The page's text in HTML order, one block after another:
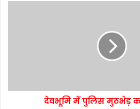
देवभूमि में पुलिस मुठभेड़